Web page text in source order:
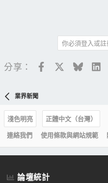
你必須登入或註
分享： Facebook
業界新聞
淺色明亮
正體中文（台灣）
連絡我們
使用條款與網站規範
論壇統計